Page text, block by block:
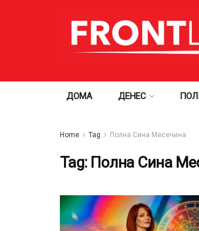
ДОМА ДЕНЕС
Home Tag Полна Сина Месечина
Tag: Полна Сина